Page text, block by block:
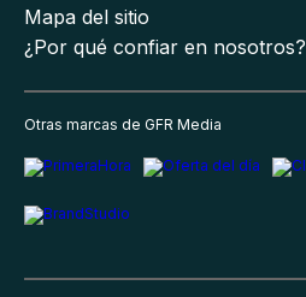
Mapa del sitio
¿Por qué confiar en nosotros?
Otras marcas de GFR Media